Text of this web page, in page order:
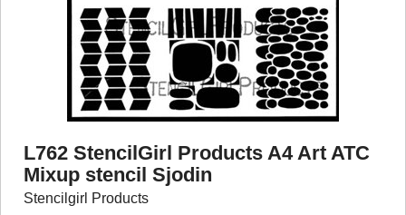
L762 StencilGirl Products A4 Art ATC
Mixup stencil Sjodin
Stencilgirl Products